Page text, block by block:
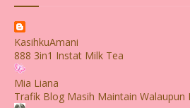
KasihkuAmani
888 3in1 Instat Milk Tea
Mia Liana
Trafik Blog Masih Maintain Walaupun